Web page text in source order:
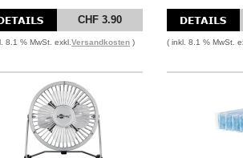
CHF 3.90
8.1 % MwSt. exkl. Versandkosten ) ( inkl. 8.1 % MwSt.